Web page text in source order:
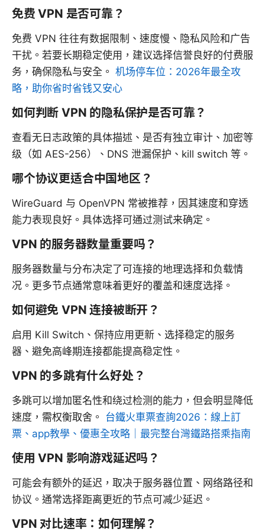
免费 VPN 是否可靠？
免费 VPN 往往有数据限制、速度慢、隐私风险和广告
干扰。若要长期稳定使用，建议选择信誉良好的付费服
务，确保隐私与安全。 机场停车位：2026年最全攻
略，助你省时省钱又安心
如何判断 VPN 的隐私保护是否可靠？
查看无日志政策的具体描述、是否有独立审计、加密等
级（如 AES-256）、DNS 泄漏保护、kill switch 等。
哪个协议更适合中国地区？
WireGuard 与 OpenVPN 常被推荐，因其速度和穿透
能力表现良好。具体选择可通过测试来确定。
VPN 的服务器数量重要吗？
服务器数量与分布决定了可连接的地理选择和负载情
况。更多节点通常意味着更好的覆盖和速度选择。
如何避免 VPN 连接被断开？
启用 Kill Switch、保持应用更新、选择稳定的服务
器、避免高峰期连接都能提高稳定性。
VPN 的多跳有什么好处？
多跳可以增加匿名性和绕过检测的能力，但会明显降低
速度，需权衡取舍。 台鐵火車票查詢2026：線上訂
票、app教學、優惠全攻略｜最完整台灣鐵路搭乘指南
使用 VPN 影响游戏延迟吗？
可能会有额外的延迟，取决于服务器位置、网络路径和
协议。通常选择距离更近的节点可减少延迟。
VPN 对比速率：如何理解？